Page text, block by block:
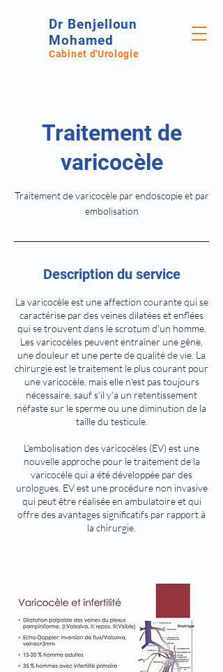
Dr Benjelloun
Mohamed
Cabinet d'Urologie
Traitement de
varicocèle
Traitement de varicocèle par endoscopie et par
embolisation
Description du service
La varicocèle est une affection courante qui se
caractérise par des veines dilatées et enflées
qui se trouvent dans le scrotum d'un homme.
Les varicocèles peuvent entraîner une gêne,
une douleur et une perte de qualité de vie. La
chirurgie est le traitement le plus courant pour
une varicocèle, mais elle n'est pas toujours
nécessaire, sauf s'il y'a un retentissement
néfaste sur le sperme ou une diminution de la
taille du testicule.
L'embolisation des varicocèles (EV) est une
nouvelle approche pour le traitement de la
varicocèle qui a été développée par des
urologues. EV est une procédure non invasive
qui peut être réalisée en ambulatoire et qui
offre des avantages significatifs par rapport à
la chirurgie.